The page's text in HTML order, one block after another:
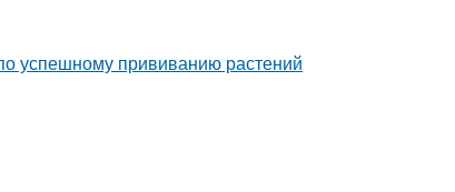
успешному прививанию растений